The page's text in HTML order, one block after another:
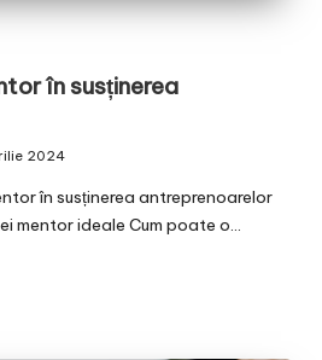
în susținerea
2024
în susținerea antreprenoarelor
mentor ideale Cum poate o…